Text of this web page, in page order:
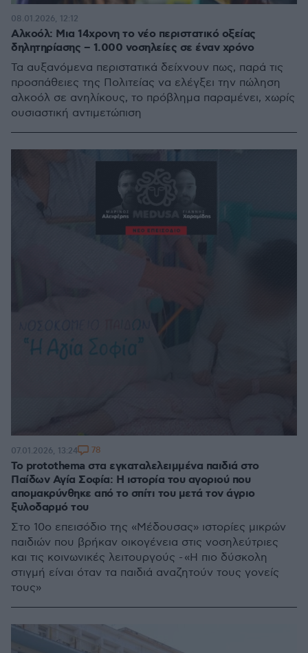
Αλκοόλ: Μια 14χρονη το νέο περιστατικό οξείας
δηλητηρίασης – 1.000 νοσηλείες σε έναν χρόνο
Τα αυξανόμενα περιστατικά δείχνουν πως, παρά τις
προσπάθειες της Πολιτείας να ελέγξει την πώληση
αλκοόλ σε ανηλίκους, το πρόβλημα παραμένει, χωρίς
ουσιαστική αντιμετώπιση
08.01.2026, 12:12
Το protothema στα εγκαταλελειμμένα παιδιά στο
Παίδων Αγία Σοφία: Η ιστορία του αγοριού που
απομακρύνθηκε από το σπίτι του μετά τον άγριο
ξυλοδαρμό του
Στο 10ο επεισόδιο της «Μέδουσας» ιστορίες μικρών
παιδιών που βρήκαν οικογένεια στις νοσηλεύτριες
και τις κοινωνικές λειτουργούς - «Η πιο δύσκολη
στιγμή είναι όταν τα παιδιά αναζητούν τους γονείς
τους»
07.01.2026, 13:24 78